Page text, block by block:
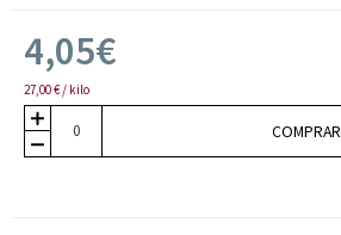
4,05€
27,00 € / kilo
COMPRAR